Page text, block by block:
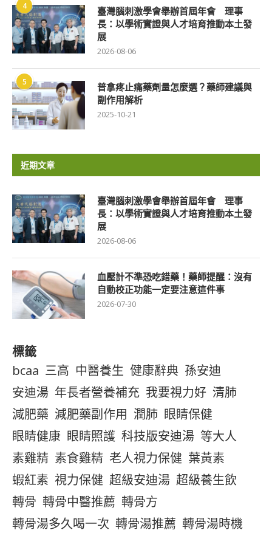
4
臺灣腦刺激學會舉辦首屆年會 理事
長：以學術實證與人才培育推動本土發
展
2026-08-06
5
普拿疼止痛藥劑量怎麼選？藥師建議與
副作用解析
2025-10-21
近期文章
臺灣腦刺激學會舉辦首屆年會 理事
長：以學術實證與人才培育推動本土發
展
2026-08-06
血壓計不準恐吃錯藥！藥師提醒：沒有
自動校正功能一定要注意這件事
2026-07-30
標籤
bcaa 三高 中醫養生 健康辭典 孫安迪
安迪湯 年長者營養補充 我要視力好 清肺
減肥藥 減肥藥副作用 潤肺 眼睛保健
眼睛健康 眼睛照護 科技版安迪湯 等大人
素雞精 素食雞精 老人視力保健 葉黃素
蝦紅素 視力保健 超級安迪湯 超級養生飲
轉骨 轉骨中醫推薦 轉骨方
轉骨湯多久喝一次 轉骨湯推薦 轉骨湯時機